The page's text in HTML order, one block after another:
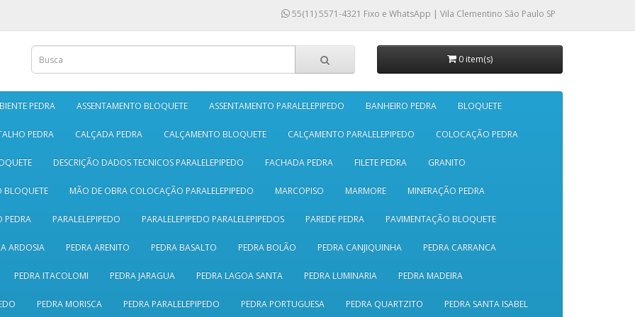
55(11) 5571-4321 Fixo e WhatsApp | Vila Clementino São Paulo SP
0 item(s)
PEDRA ASSENTAMENTO BLOQUETE ASSENTAMENTO PARALELEPIPEDO BANHEIRO PEDRA BLOQUETE
PEDRA CALÇADA PEDRA CALÇAMENTO BLOQUETE CALÇAMENTO PARALELEPIPEDO COLOCAÇÃO PEDRA
DESCRIÇÃO DADOS TECNICOS PARALELEPIPEDO FACHADA PEDRA FILETE PEDRA GRANITO
BLOQUETE MÃO DE OBRA COLOCAÇÃO PARALELEPIPEDO MARCOPISO MARMORE MINERAÇÃO PEDRA
PEDRA PARALELEPIPEDO PARALELEPIPEDO PARALELEPIPEDOS PAREDE PEDRA PAVIMENTAÇÃO BLOQUETE
ARDOSIA PEDRA ARENITO PEDRA BASALTO PEDRA BOLÃO PEDRA CANJIQUINHA PEDRA CARRANCA
PEDRA ITACOLOMI PEDRA JARAGUA PEDRA LAGOA SANTA PEDRA LUMINARIA PEDRA MADEIRA
PEDRA MORISCA PEDRA PARALELEPIPEDO PEDRA PORTUGUESA PEDRA QUARTZITO PEDRA SANTA ISABEL